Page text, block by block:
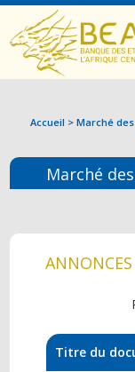
Accueil > Marché
Marché
ANNONCES
Titre du